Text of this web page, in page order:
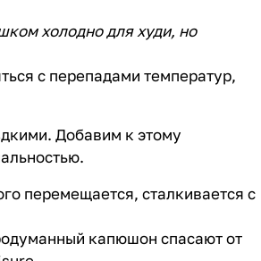
холодно для худи, но
с перепадами температур,
Добавим к этому
перемещается, сталкивается с
капюшон спасают от